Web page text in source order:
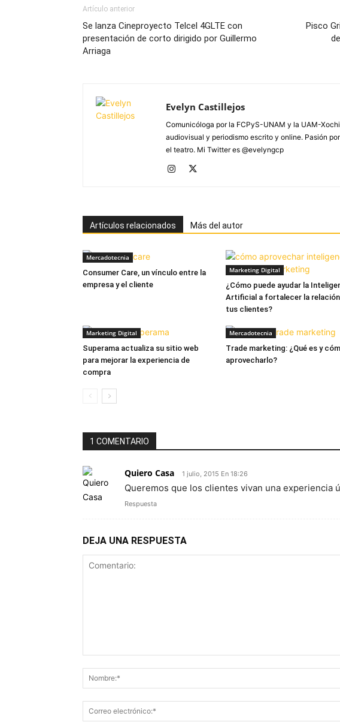
Artículo anterior
Se lanza Cineproyecto Telcel 4GLTE con
presentación de corto dirigido por Guillermo
Arriaga
Pisco
Evelyn Castillejos
Comunicóloga por la FCPyS-UNAM y la UAM-
audiovisual y periodismo escrito y online. Pasión
el teatro. Mi Twitter es @evelyngcp
Artículos relacionados Más del autor
Mercadotecnia
Consumer Care, un vínculo entre la
empresa y el cliente
Marketing Digital
¿Cómo puede ayudar la
Artificial a fortalecer la
tus clientes?
Marketing Digital
Superama actualiza su sitio web
para mejorar la experiencia de
compra
Mercadotecnia
Trade marketing: ¿Qué es y
aprovecharlo?
1 COMENTARIO
Quiero Casa 1 julio, 2015 En 18:26
Queremos que los clientes vivan una experiencia
Respuesta
DEJA UNA RESPUESTA